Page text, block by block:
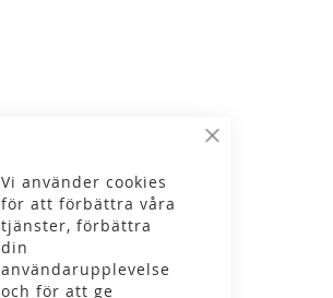
Vi använder cookies
för att förbättra våra
tjänster, förbättra
din
användarupplevelse
och för att ge